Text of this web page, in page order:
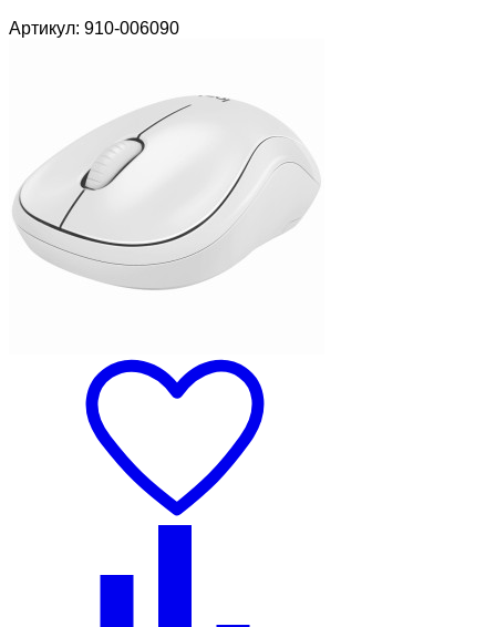
Артикул: 910-006090